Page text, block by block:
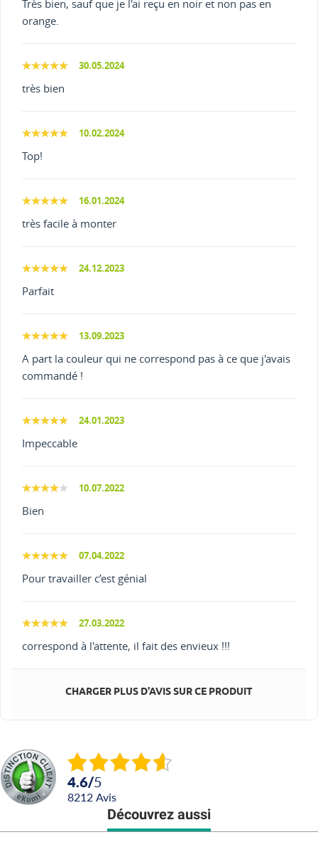
Très bien, sauf que je l'ai reçu en noir et non pas en
orange.
30.05.2024
très bien
10.02.2024
Top!
16.01.2024
très facile à monter
24.12.2023
Parfait
13.09.2023
A part la couleur qui ne correspond pas à ce que j'avais
commandé !
24.01.2023
Impeccable
10.07.2022
Bien
07.04.2022
Pour travailler c’est génial
27.03.2022
correspond à l'attente, il fait des envieux !!!
CHARGER PLUS D'AVIS SUR CE PRODUIT
4.6/5
8212 avis
Découvrez aussi